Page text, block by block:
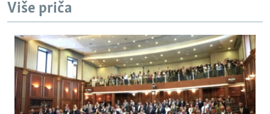
POPLAVE I KLIZIŠTA U BIH 2024.
TV LIBERTY
POST SCRIPTUM
MOJA EVROPA
TRI DECENIJE OD RATA U BIH
Sve RFE/RL stranice
Više priča